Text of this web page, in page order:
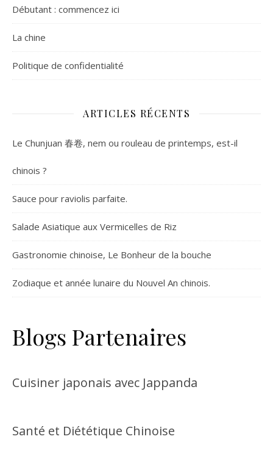
Débutant : commencez ici
La chine
Politique de confidentialité
ARTICLES RÉCENTS
Le Chunjuan 春卷, nem ou rouleau de printemps, est-il
chinois ?
Sauce pour raviolis parfaite.
Salade Asiatique aux Vermicelles de Riz
Gastronomie chinoise, Le Bonheur de la bouche
Zodiaque et année lunaire du Nouvel An chinois.
Blogs Partenaires
Cuisiner japonais avec Jappanda
Santé et Diététique Chinoise